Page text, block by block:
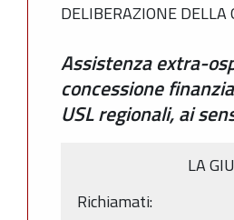
DELIBERAZIONE
Assistenza extra-
concessione
USL regionali, ai
LA
Richiamati: